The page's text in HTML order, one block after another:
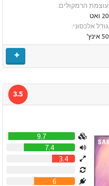
עוצמת הרמקולים:
20 ואט
גודל אלכסוני:
50 אינץ'
3.5
9.7
7.4
3.4
6